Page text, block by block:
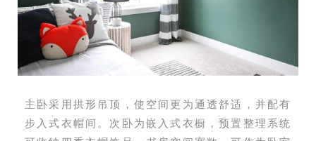
主卧采用拱形吊顶，使空间更为通透舒适，并配有
步入式衣帽间。次卧为嵌入式衣橱，预置整理系统